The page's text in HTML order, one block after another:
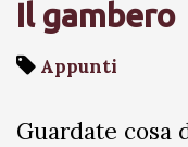
Il gambero
Appunti
Guardate cosa